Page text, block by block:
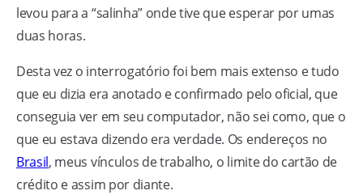
levou para a “salinha” onde tive que esperar por umas
duas horas.
Desta vez o interrogatório foi bem mais extenso e tudo
que eu dizia era anotado e confirmado pelo oficial, que
conseguia ver em seu computador, não sei como, que o
que eu estava dizendo era verdade. Os endereços no
Brasil, meus vínculos de trabalho, o limite do cartão de
crédito e assim por diante.